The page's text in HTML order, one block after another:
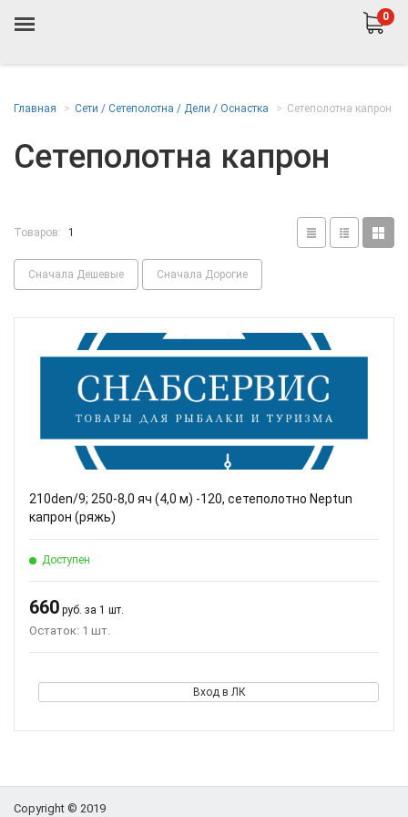
0
Главная Сети / Сетеполотна / Дели / Оснастка Сетеполотна капрон
Сетеполотна капрон
Товаров: 1
Сначала Дешевые Сначала Дорогие
210den/9; 250-8,0 яч (4,0 м) -120, сетеполотно Neptun
капрон (ряжь)
Доступен
660 руб. за 1 шт.
Остаток: 1 шт.
Вход в ЛК
Copyright © 2019